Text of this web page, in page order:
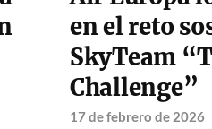
en el reto
SkyTeam
Challenge”
17 de febrero de 2026